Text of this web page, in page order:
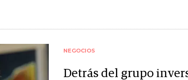
NEGOCIOS
Detrás del grupo